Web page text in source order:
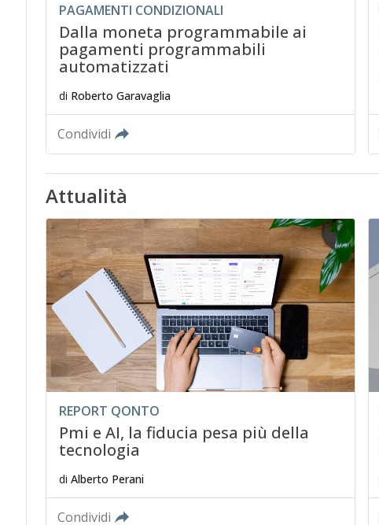
PAGAMENTI CONDIZIONALI
Dalla moneta programmabile ai
pagamenti programmabili
automatizzati
di Roberto Garavaglia
Condividi
Attualità
REPORT QONTO
Pmi e AI, la fiducia pesa più della
tecnologia
di Alberto Perani
Condividi